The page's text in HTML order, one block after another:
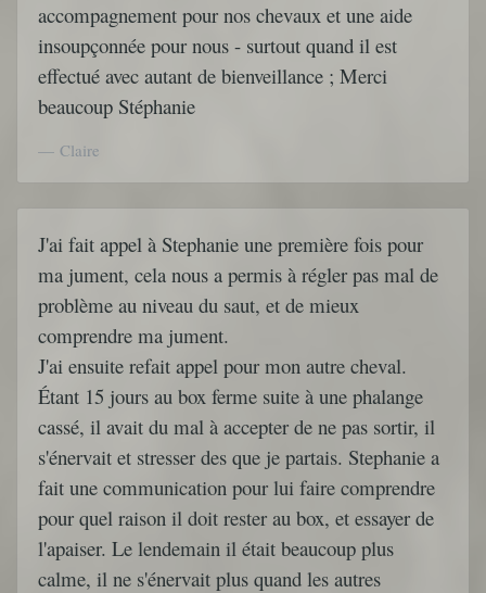
accompagnement pour nos chevaux et une aide
insoupçonnée pour nous - surtout quand il est
effectué avec autant de bienveillance ; Merci
beaucoup Stéphanie
Claire
J'ai fait appel à Stephanie une première fois pour
ma jument, cela nous a permis à régler pas mal de
problème au niveau du saut, et de mieux
comprendre ma jument.
J'ai ensuite refait appel pour mon autre cheval.
Étant 15 jours au box ferme suite à une phalange
cassé, il avait du mal à accepter de ne pas sortir, il
s'énervait et stresser des que je partais. Stephanie a
fait une communication pour lui faire comprendre
pour quel raison il doit rester au box, et essayer de
l'apaiser. Le lendemain il était beaucoup plus
calme, il ne s'énervait plus quand les autres